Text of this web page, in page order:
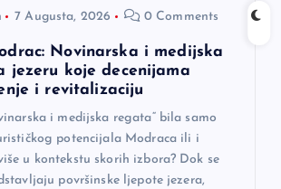
7 Augusta, 2026 0 Comments
Novinarska i medijska
jezeru koje decenijama
i revitalizaciju
i medijska regata“ bila samo
potencijala Modraca ili i
u kontekstu skorih izbora? Dok se
površinske ljepote jezera,